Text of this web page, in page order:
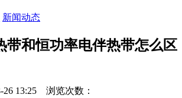
新闻动态
带和恒功率电伴热带怎么区
26 13:25 浏览次数：